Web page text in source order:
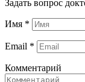
Задать вопрос
Имя *
Email *
Комментарий